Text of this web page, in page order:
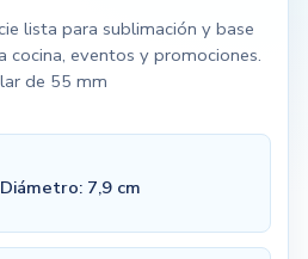
lista para sublimación y base
cocina, eventos y promociones.
de 55 mm
7,9 cm